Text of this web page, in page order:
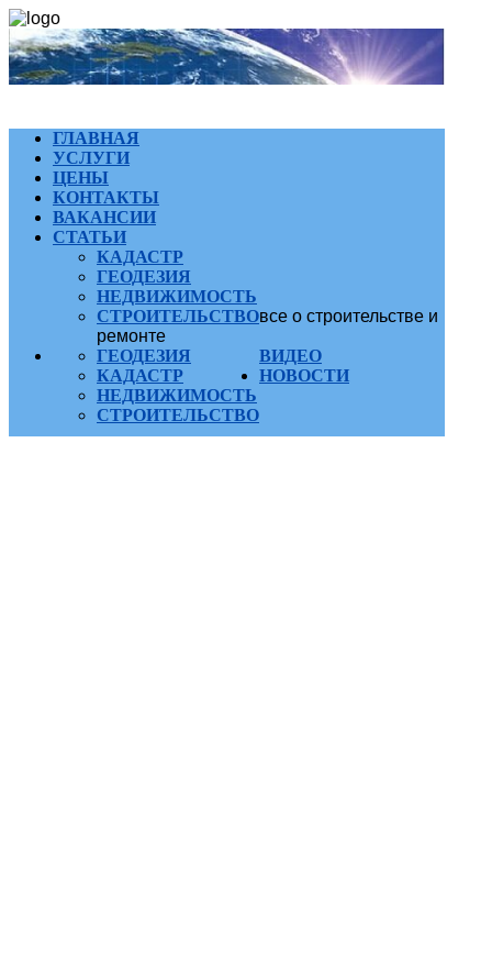
ГЛАВНАЯ
УСЛУГИ
ЦЕНЫ
КОНТАКТЫ
ВАКАНСИИ
СТАТЬИ
КАДАСТР
ГЕОДЕЗИЯ
НЕДВИЖИМОСТЬ
СТРОИТЕЛЬСТВОвсе о строительстве и
ремонте
ВИДЕО
ГЕОДЕЗИЯ
КАДАСТР
НЕДВИЖИМОСТЬ
СТРОИТЕЛЬСТВО
НОВОСТИ